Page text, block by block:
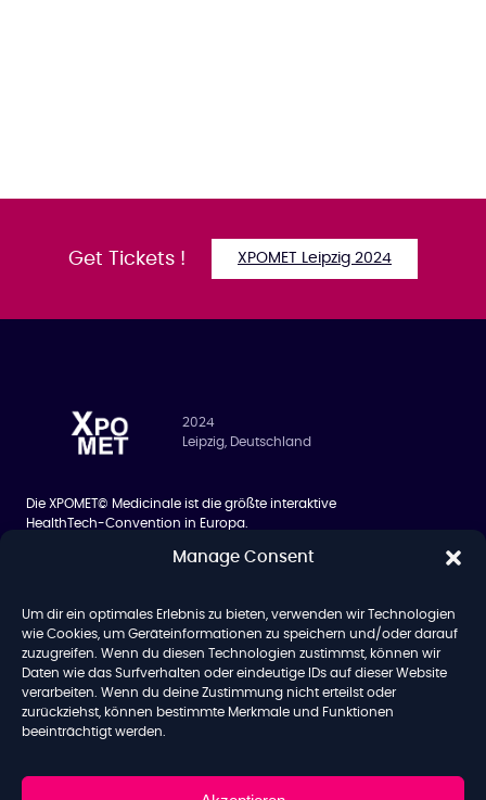
Manage Consent
Um dir ein optimales Erlebnis zu bieten, verwenden wir Technologien
wie Cookies, um Geräteinformationen zu speichern und/oder darauf
zuzugreifen. Wenn du diesen Technologien zustimmst, können wir
Daten wie das Surfverhalten oder eindeutige IDs auf dieser Website
verarbeiten. Wenn du deine Zustimmung nicht erteilst oder
zurückziehst, können bestimmte Merkmale und Funktionen
beeinträchtigt werden.
Get Tickets ! XPOMET Leipzig 2024
2024
Leipzig, Deutschland
Die XPOMET© Medicinale ist die größte interaktive
HealthTech-Convention in Europa.
Siilo Networking App
Hotel
Über uns
Team
Blog